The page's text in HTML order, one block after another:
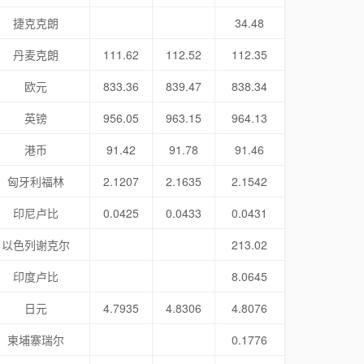
捷克克朗
34.48
丹麦克朗
111.62 112.52
112.35
欧元
833.36 839.47
838.34
英镑
956.05 963.15
964.13
港币
91.42 91.78
91.46
匈牙利福林
2.1207 2.1635
2.1542
印尼卢比
0.0425 0.0433
0.0431
以色列谢克尔
213.02
印度卢比
8.0645
日元
4.7935 4.8306
4.8076
柬埔寨瑞尔
0.1776